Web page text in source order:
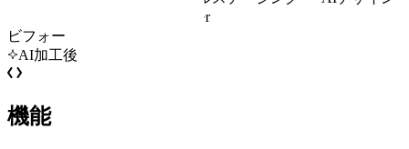
ビフォー
AI加工後
機能